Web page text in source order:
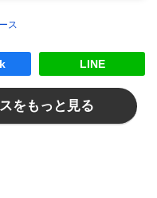
ス
LINE
をもっと見る